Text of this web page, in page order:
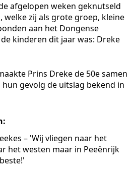
afgelopen weken geknutseld
welke zij als grote groep, kleine
aan het Dongense
kinderen dit jaar was: Dreke
Prins Dreke de 50e samen
hun gevolg de uitslag bekend in
– 'Wij vliegen naar het
het westen maar in Peeënrijk